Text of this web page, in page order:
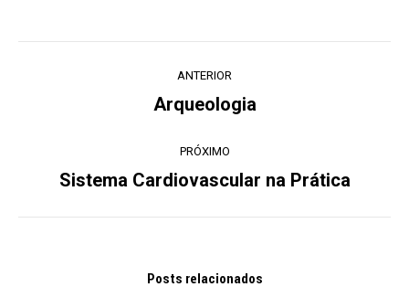
ANTERIOR
Post
Arqueologia
PRÓXIMO
Próximo
Sistema Cardiovascular na Prática
Posts relacionados